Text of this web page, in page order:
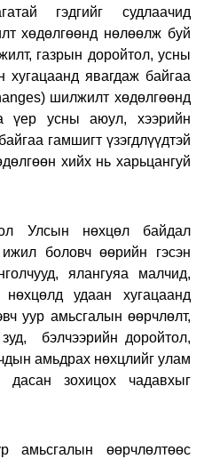
гэдгийг судлаачид
хөдөлгөөнд нөлөөлж буй
газрын доройтол, усны
хугацаанд явагдаж байгаа
шилжилт хөдөлгөөнд
үер усны аюул, хээрийн
гамшигт үзэгдлүүдтэй
хийх нь харьцангуй
Улсын нөхцөл байдал
боловч өөрийн гэсэн
ялангуяа малчид,
удаан хугацаанд
уур амьсгалын өөрчлөлт,
бэлчээрийн доройтол,
амьдрах нөхцлийг улам
дасан зохицох чадавхыг
амьсгалын өөрчлөлтөөс